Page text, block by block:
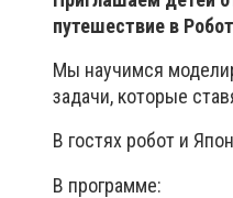
путешествие в
Мы научимся
задачи, которые
В гостях робот и
В программе: